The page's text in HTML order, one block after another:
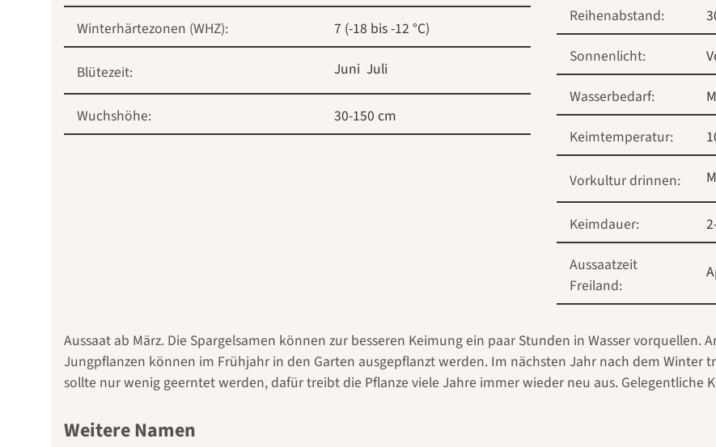
Winterhärtezonen (WHZ):
7 (-18 bis -12 °C)
Blütezeit: Juni Juli
Wuchshöhe: 30-150 cm
Reihenabstand:
Sonnenlicht:
Wasserbedarf:
Keimtemperatur:
Vorkultur drinnen:
Keimdauer:
Aussaatzeit
Freiland:
Aussaat ab März. Die Spargelsamen können zur besseren Keimung ein paar Stunden in Wasser vorquellen.
Jungpflanzen können im Frühjahr in den Garten ausgepflanzt werden. Im nächsten Jahr nach dem Winter
sollte nur wenig geerntet werden, dafür treibt die Pflanze viele Jahre immer wieder neu aus. Gelegentliche
Weitere Namen